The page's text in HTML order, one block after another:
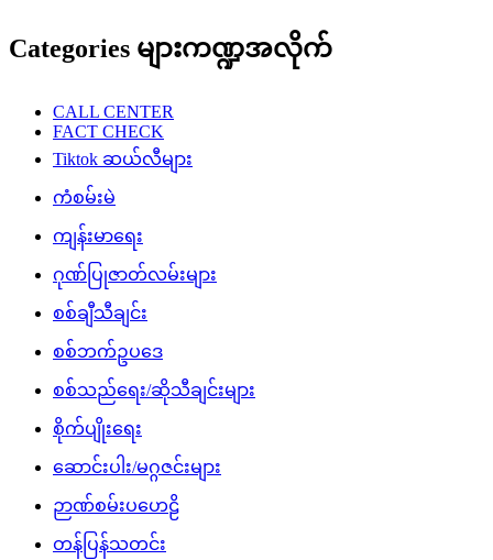
Categories များကဏ္ဍအလိုက်
CALL CENTER
FACT CHECK
Tiktok ဆယ်လီများ
ကံစမ်းမဲ
ကျန်းမာရေး
ဂုဏ်ပြုဇာတ်လမ်းများ
စစ်ချီသီချင်း
စစ်ဘက်ဥပဒေ
စစ်သည်ရေး/ဆိုသီချင်းများ
စိုက်ပျိုးရေး
ဆောင်းပါး/မဂ္ဂဇင်းများ
ဉာဏ်စမ်းပဟေဠိ
တန်ပြန်သတင်း